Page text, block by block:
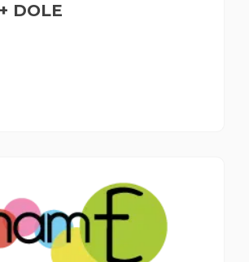
DOLE